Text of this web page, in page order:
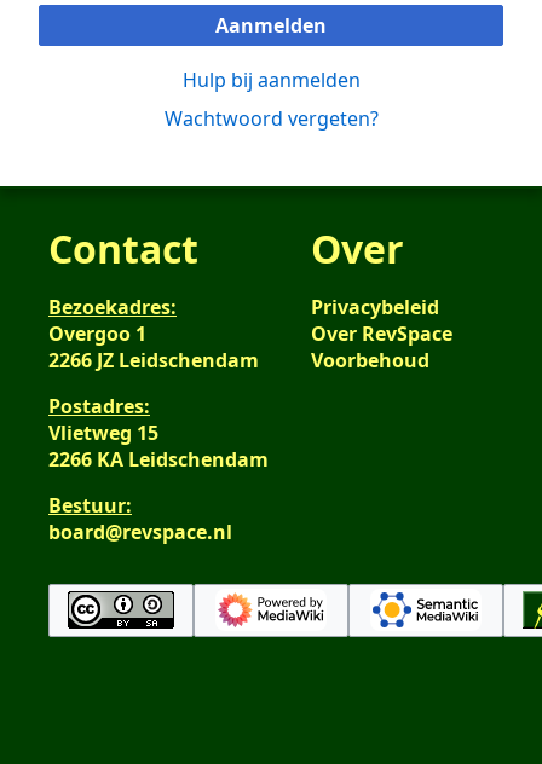
Aanmelden
Hulp bij aanmelden
Wachtwoord vergeten?
Contact
Bezoekadres:
Overgoo 1
2266 JZ Leidschendam
Postadres:
Vlietweg 15
2266 KA Leidschendam
Bestuur:
board@revspace.nl
Over
Privacybeleid
Over RevSpace
Voorbehoud